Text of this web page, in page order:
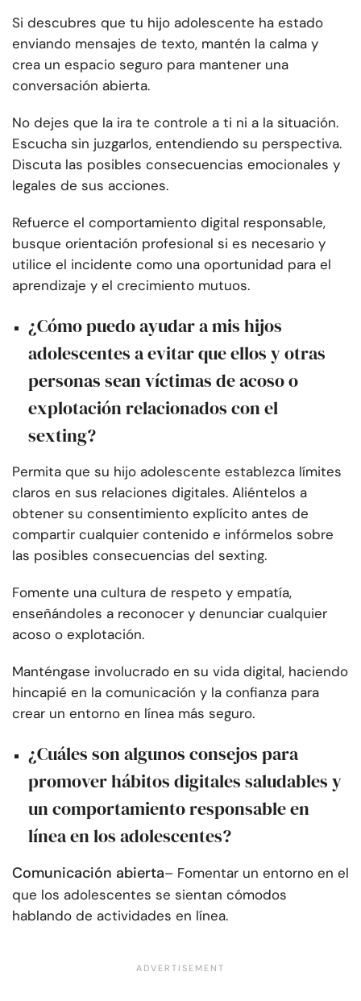
Si descubres que tu hijo adolescente ha estado
enviando mensajes de texto, mantén la calma y
crea un espacio seguro para mantener una
conversación abierta.
No dejes que la ira te controle a ti ni a la situación.
Escucha sin juzgarlos, entendiendo su perspectiva.
Discuta las posibles consecuencias emocionales y
legales de sus acciones.
Refuerce el comportamiento digital responsable,
busque orientación profesional si es necesario y
utilice el incidente como una oportunidad para el
aprendizaje y el crecimiento mutuos.
¿Cómo puedo ayudar a mis hijos
adolescentes a evitar que ellos y otras
personas sean víctimas de acoso o
explotación relacionados con el
sexting?
Permita que su hijo adolescente establezca límites
claros en sus relaciones digitales. Aliéntelos a
obtener su consentimiento explícito antes de
compartir cualquier contenido e infórmelos sobre
las posibles consecuencias del sexting.
Fomente una cultura de respeto y empatía,
enseñándoles a reconocer y denunciar cualquier
acoso o explotación.
Manténgase involucrado en su vida digital, haciendo
hincapié en la comunicación y la confianza para
crear un entorno en línea más seguro.
¿Cuáles son algunos consejos para
promover hábitos digitales saludables y
un comportamiento responsable en
línea en los adolescentes?
Comunicación abierta– Fomentar un entorno en el
que los adolescentes se sientan cómodos
hablando de actividades en línea.